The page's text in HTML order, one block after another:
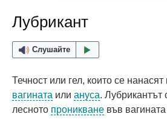
Лубрикант
Слушайте
Течност или гел, които се нанасят
вагината или ануса. Лубрикантът
лесното проникване във